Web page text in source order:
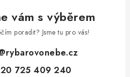
vám s výběrem
poradit? Jsme tu pro vás!
rybarovonebe.cz
725 409 240